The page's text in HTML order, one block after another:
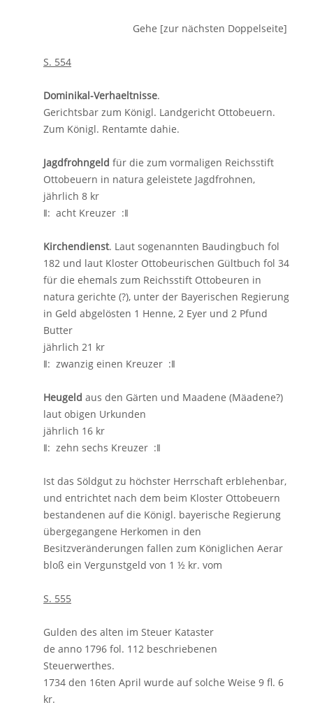
Gehe [zur nächsten Doppelseite]
S. 554
Dominikal-Verhaeltnisse.
Gerichtsbar zum Königl. Landgericht Ottobeuern.
Zum Königl. Rentamte dahie.
Jagdfrohngeld für die zum vormaligen Reichsstift
Ottobeuern in natura geleistete Jagdfrohnen,
jährlich 8 kr
ǁ: acht Kreuzer :ǁ
Kirchendienst. Laut sogenannten Baudingbuch fol
182 und laut Kloster Ottobeurischen Gültbuch fol 34
für die ehemals zum Reichsstift Ottobeuren in
natura gerichte (?), unter der Bayerischen Regierung
in Geld abgelösten 1 Henne, 2 Eyer und 2 Pfund
Butter
jährlich 21 kr
ǁ: zwanzig einen Kreuzer :ǁ
Heugeld aus den Gärten und Maadene (Mäadene?)
laut obigen Urkunden
jährlich 16 kr
ǁ: zehn sechs Kreuzer :ǁ
Ist das Söldgut zu höchster Herrschaft erblehenbar,
und entrichtet nach dem beim Kloster Ottobeuern
bestandenen auf die Königl. bayerische Regierung
übergegangene Herkomen in den
Besitzveränderungen fallen zum Königlichen Aerar
bloß ein Vergunstgeld von 1 ½ kr. vom
S. 555
Gulden des alten im Steuer Kataster
de anno 1796 fol. 112 beschriebenen
Steuerwerthes.
1734 den 16ten April wurde auf solche Weise 9 fl. 6
kr.